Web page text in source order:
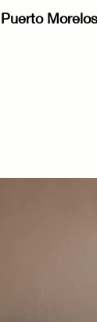
Puerto